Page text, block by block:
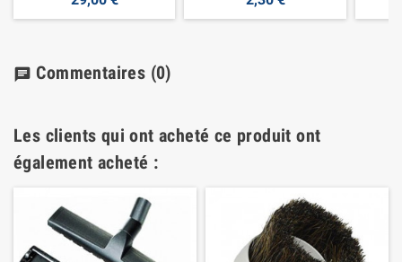
chat Commentaires (0)
Les clients qui ont acheté ce produit ont
également acheté :